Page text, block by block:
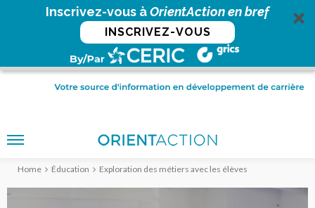
Inscrivez-vous àOrientAction en bref
INSCRIVEZ-VOUS
Home Éducation Exploration des métiers avec les élèves